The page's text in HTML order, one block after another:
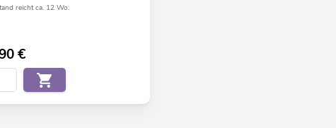
reicht ca. 12 Wo.
€